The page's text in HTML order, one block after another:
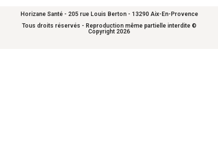
Horizane Santé - 205 rue Louis Berton - 13290 Aix-En-Provence
Tous droits réservés - Reproduction même partielle interdite ©
Copyright 2026